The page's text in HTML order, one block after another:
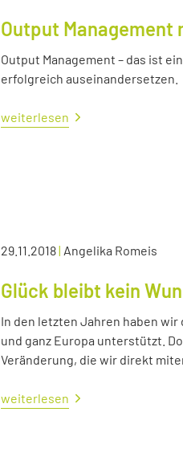
Output Management
Output Management – das ist
erfolgreich auseinandersetzen.
weiterlesen
29.11.2018| Angelika Romeis
Glück bleibt kein
In den letzten Jahren haben
und ganz Europa unterstützt.
Veränderung, die wir direkt
weiterlesen